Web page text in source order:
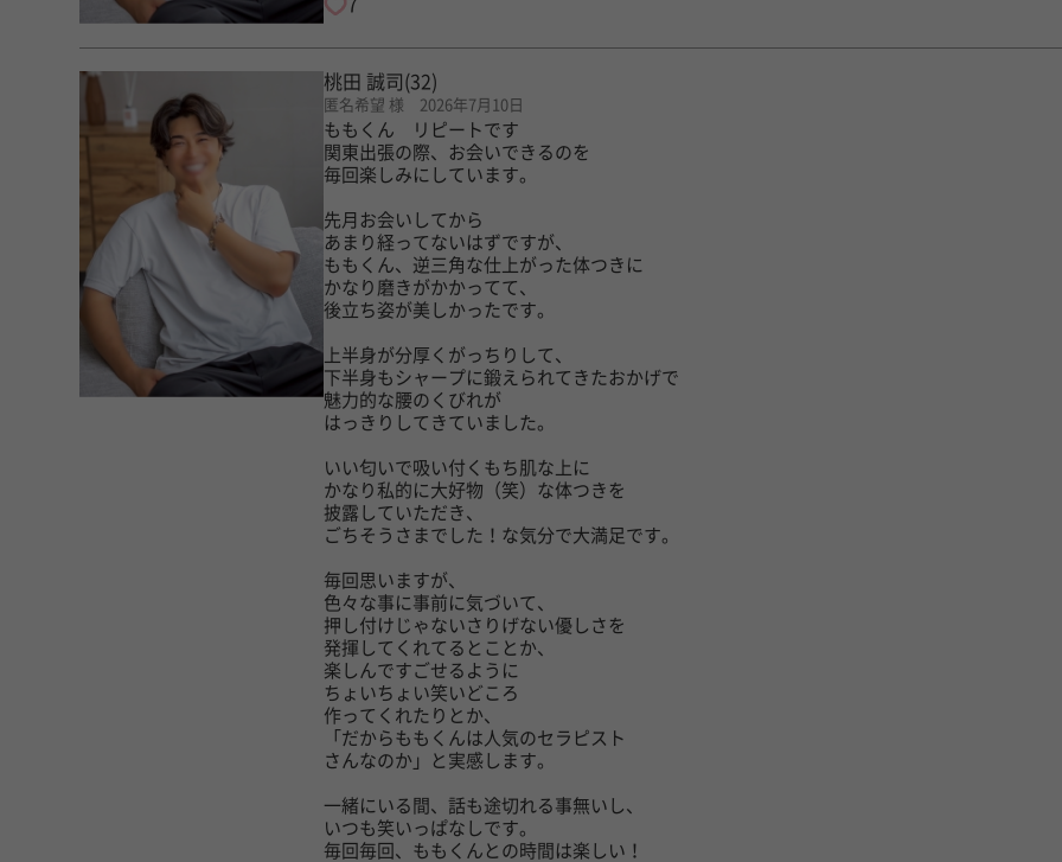
7
桃田 誠司(32)
匿名希望 様 2026年7月10日
ももくん リピートです
関東出張の際、お会いできるのを
毎回楽しみにしています。
先月お会いしてから
あまり経ってないはずですが、
ももくん、逆三角な仕上がった体つきに
かなり磨きがかかってて、
後立ち姿が美しかったです。
上半身が分厚くがっちりして、
下半身もシャープに鍛えられてきたおかげで
魅力的な腰のくびれが
はっきりしてきていました。
いい匂いで吸い付くもち肌な上に
かなり私的に大好物（笑）な体つきを
披露していただき、
ごちそうさまでした！な気分で大満足です。
毎回思いますが、
色々な事に事前に気づいて、
押し付けじゃないさりげない優しさを
発揮してくれてるとことか、
楽しんですごせるように
ちょいちょい笑いどころ
作ってくれたりとか、
「だからももくんは人気のセラピスト
さんなのか」と実感します。
一緒にいる間、話も途切れる事無いし、
いつも笑いっぱなしです。
毎回毎回、ももくんとの時間は楽しい！